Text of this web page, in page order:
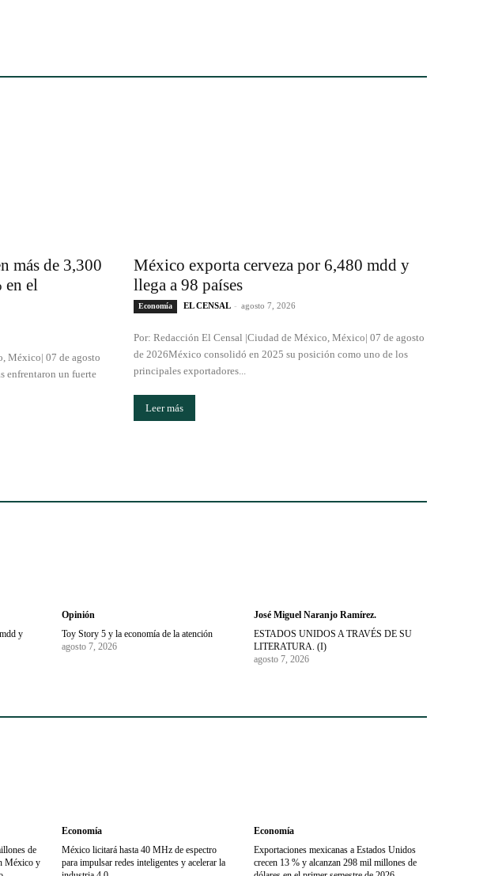
más de 3,300
en el
México| 07 de agosto
enfrentaron un fuerte
México exporta cerveza por 6,480 mdd y
llega a 98 países
Economía EL CENSAL - agosto 7, 2026
Por: Redacción El Censal |Ciudad de México, México| 07 de agosto
de 2026México consolidó en 2025 su posición como uno de los
principales exportadores...
Leer más
y
Opinión
Toy Story 5 y la economía de la atención
agosto 7, 2026
José Miguel Naranjo Ramírez.
ESTADOS UNIDOS A TRAVÉS DE SU
LITERATURA. (I)
agosto 7, 2026
de
México y
Economía
México licitará hasta 40 MHz de espectro
para impulsar redes inteligentes y acelerar la
Economía
Exportaciones mexicanas a Estados Unidos
crecen 13 % y alcanzan 298 mil millones de